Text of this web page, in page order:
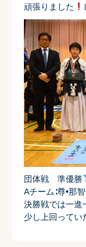
頑張りました
団体戦 準優勝
Aチーム∶尊•那
決勝戦では一進
少し上回ってい